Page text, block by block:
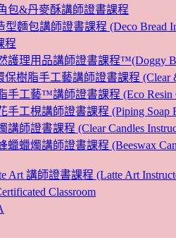
包&丹麥酥講師證書課程
型麵包講師證書課程 (Deco Bread
程
護理用品講師證書課程™(Doggy
保樹脂手工藝講師證書課程 (Clear
手工藝™講師證書課程 (Eco Resin
手工梘講師證書課程 (Piping Soap
講師證書課程 (Clear Candles
蠟蠟燭講師證書課程 (Beeswax
Art 講師證書課程 (Latte Art
Classroom